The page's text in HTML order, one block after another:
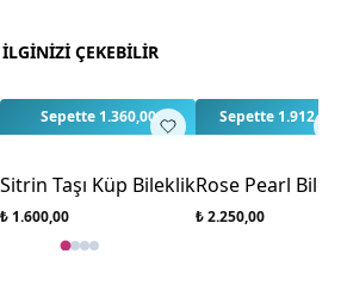
değerlendirme yapılmamış.
İLGİNİZİ ÇEKEBİLİR
Sepette 1.360,00
Sitrin Taşı Küp Bileklik
₺ 1.600,00
Sepette 1.912,50
Rose Pearl
₺ 2.250,00